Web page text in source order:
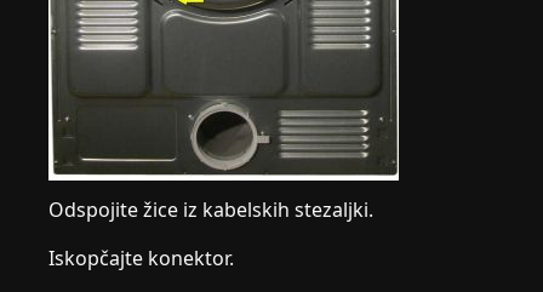
Odspojite žice iz kabelskih stezaljki.
Iskopčajte konektor.